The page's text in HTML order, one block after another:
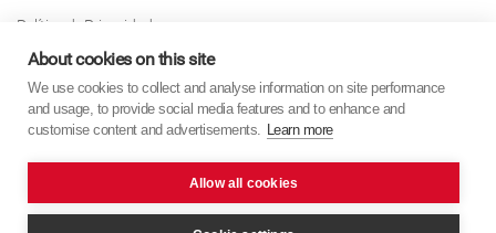
Política de Privacidade
Business Partner Privacy
Política de Cookies
Modern Slavery Act Policy
About cookies on this site
We use cookies to collect and analyse information on site performance
and usage, to provide social media features and to enhance and
customise content and advertisements. Learn more
Allow all cookies